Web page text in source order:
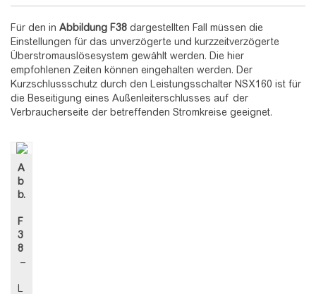
Für den in Abbildung F38 dargestellten Fall müssen die
Einstellungen für das unverzögerte und kurzzeitverzögerte
Überstromauslösesystem gewählt werden. Die hier
empfohlenen Zeiten können eingehalten werden. Der
Kurzschlussschutz durch den Leistungsschalter NSX160 ist für
die Beseitigung eines Außenleiterschlusses auf der
Verbraucherseite der betreffenden Stromkreise geeignet.
A
b
b.
F
3
8
–
L